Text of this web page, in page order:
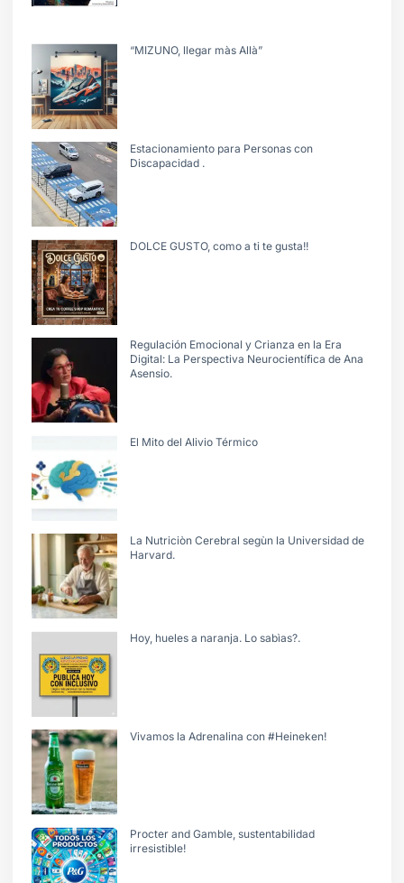
“MIZUNO, llegar màs Allà”
Estacionamiento para Personas con
Discapacidad .
DOLCE GUSTO, como a ti te gusta!!
Regulación Emocional y Crianza en la Era
Digital: La Perspectiva Neurocientífica de Ana
Asensio.
El Mito del Alivio Térmico
La Nutriciòn Cerebral segùn la Universidad de
Harvard.
Hoy, hueles a naranja. Lo sabìas?.
Vivamos la Adrenalina con #Heineken!
Procter and Gamble, sustentabilidad
irresistible!